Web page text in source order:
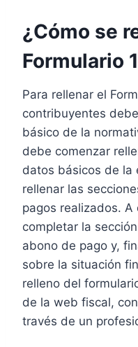
¿Cómo se
Formulario
Para rellenar el
contribuyentes
básico de la
debe comenzar
datos básicos de la
rellenar las
pagos realizados. A
completar la
abono de pago y,
sobre la situación
relleno del
de la web fiscal,
través de un